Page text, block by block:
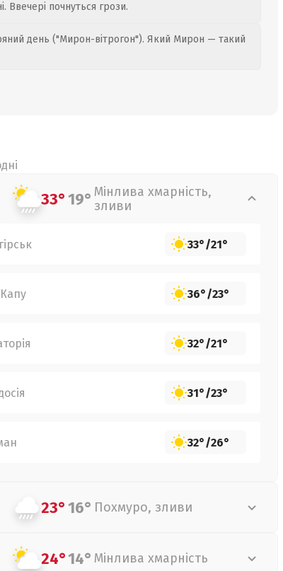
Ввечері почнуться грози.
день ("Мирон-вітрогон"). Який Мирон — такий
33°19° Мінлива хмарність,
зливи
33°/21°
36°/23°
32°/21°
31°/23°
32°/26°
23°16° Похмуро, зливи
24°14° Мінлива хмарність